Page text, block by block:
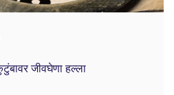
जीवघेणा हल्ला